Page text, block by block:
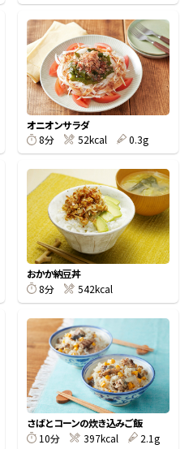
楽チン鍋®
ストレートつゆ
『氷熟®』
茶碗蒸し
オニオンサラダ
8分
52kcal 0.3g
おかか納豆丼
8分
542kcal
さばとコーンの炊き込みご飯
10分
397kcal 2.1g